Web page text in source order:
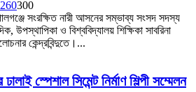
0300
সংরক্ষিত নারী আসনের সম্ভাব্য সংসদ সদস্য
উপস্থাপিকা ও বিশ্ববিদ্যালয় শিক্ষিকা সাবরিনা
কেন্দ্রবিন্দুতে।...
স্পেশাল সিমেন্ট নির্মাণ শিল্পী সম্মেলন